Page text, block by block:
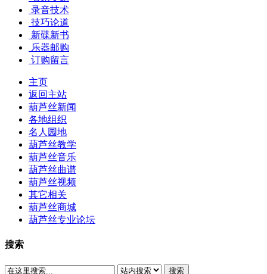
录音技术
技巧论道
新碟新书
乐器邮购
订购留言
主页
返回主站
葫芦丝新闻
各地组织
名人园地
葫芦丝教学
葫芦丝音乐
葫芦丝曲谱
葫芦丝视频
其它相关
葫芦丝商城
葫芦丝专业论坛
搜索
搜索